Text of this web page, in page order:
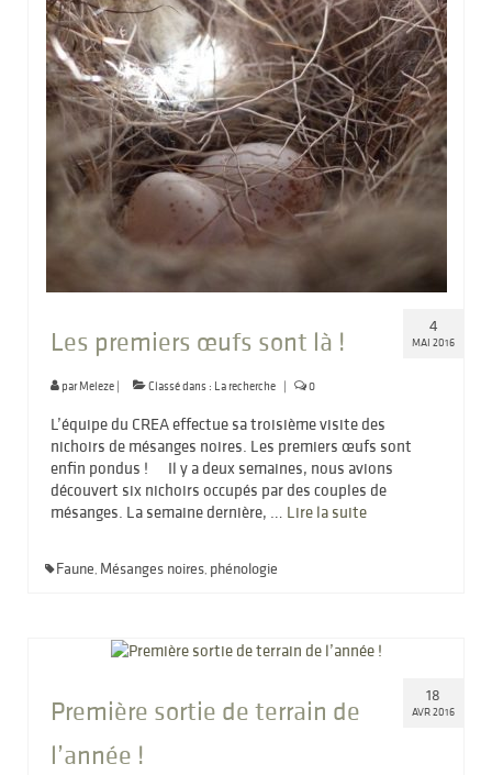
4
MAI 2016
Les premiers œufs sont là !
parMeleze | Classé dans : La recherche | 0
L’équipe du CREA effectue sa troisième visite des
nichoirs de mésanges noires. Les premiers œufs sont
enfin pondus ! Il y a deux semaines, nous avions
découvert six nichoirs occupés par des couples de
mésanges. La semaine dernière, … Lire la suite­­
Faune, Mésanges noires, phénologie
18
AVR 2016
Première sortie de terrain de
l’année !